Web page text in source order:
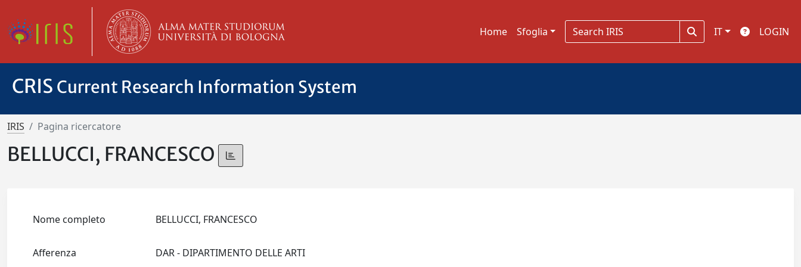
Home Sfoglia IT LOGIN
CRIS Current Research Information System
IRIS Pagina ricercatore
BELLUCCI, FRANCESCO
Nome completo BELLUCCI, FRANCESCO
Afferenza DAR - DIPARTIMENTO DELLE ARTI